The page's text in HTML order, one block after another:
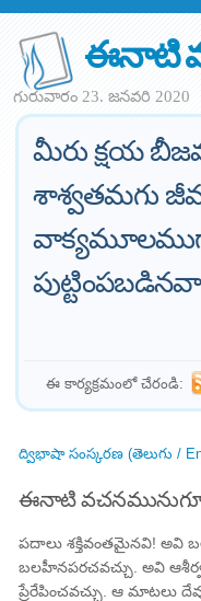
ఈనాటి
గురువారం 23. జనవరి 2020
మీరు క్షయ
శాశ్వతమగు
ఈ కార్యక్రమంలో చేరండి:
ద్విభాషా సంస్కరణ (తెలుగు /
ఈనాటి
పదాలు శక్తివంతమైనవి! అవి
బలహీనపరచవచ్చు. అవి
ప్రేరేపించవచ్చు. ఆ మాటలు